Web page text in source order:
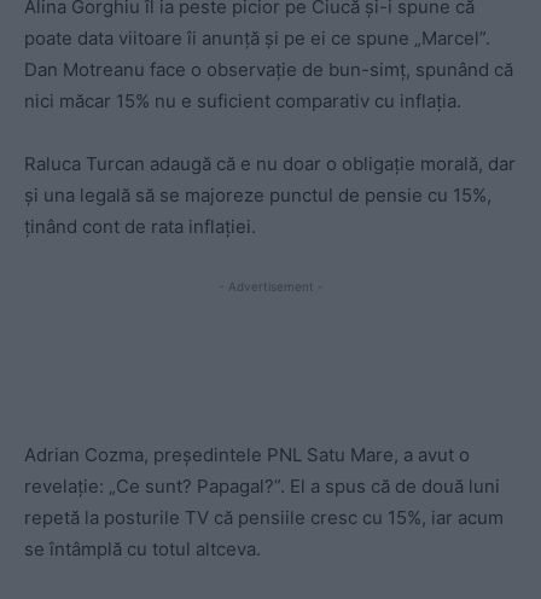
Alina Gorghiu îl ia peste picior pe Ciucă și-i spune că
poate data viitoare îi anunță și pe ei ce spune „Marcel”.
Dan Motreanu face o observație de bun-simț, spunând că
nici măcar 15% nu e suficient comparativ cu inflația.
Raluca Turcan adaugă că e nu doar o obligație morală, dar
și una legală să se majoreze punctul de pensie cu 15%,
ținând cont de rata inflației.
- Advertisement -
Adrian Cozma, președintele PNL Satu Mare, a avut o
revelație: „Ce sunt? Papagal?”. El a spus că de două luni
repetă la posturile TV că pensiile cresc cu 15%, iar acum
se întâmplă cu totul altceva.